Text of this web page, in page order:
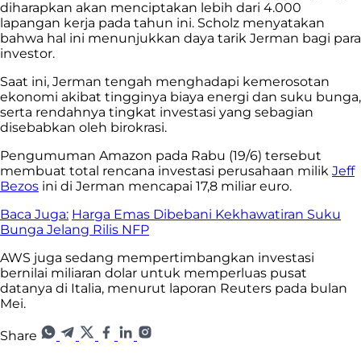
diharapkan akan menciptakan lebih dari 4.000
lapangan kerja pada tahun ini. Scholz menyatakan
bahwa hal ini menunjukkan daya tarik Jerman bagi para
investor.
Saat ini, Jerman tengah menghadapi kemerosotan
ekonomi akibat tingginya biaya energi dan suku bunga,
serta rendahnya tingkat investasi yang sebagian
disebabkan oleh birokrasi.
Pengumuman Amazon pada Rabu (19/6) tersebut
membuat total rencana investasi perusahaan milik Jeff
Bezos ini di Jerman mencapai 17,8 miliar euro.
Baca Juga: Harga Emas Dibebani Kekhawatiran Suku
Bunga Jelang Rilis NFP
AWS juga sedang mempertimbangkan investasi
bernilai miliaran dolar untuk memperluas pusat
datanya di Italia, menurut laporan Reuters pada bulan
Mei.
Share